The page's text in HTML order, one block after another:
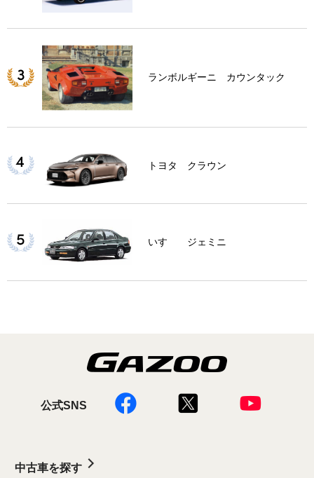
ランボルギーニ カウンタック
トヨタ クラウン
いすゞ ジェミニ
公式SNS
中古車を探す